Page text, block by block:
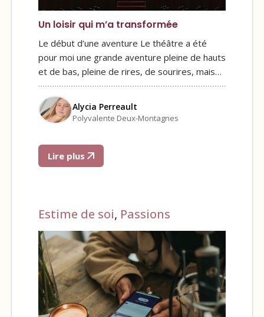
Un loisir qui m’a transformée
Le début d’une aventure Le théâtre a été
pour moi une grande aventure pleine de hauts
et de bas, pleine de rires, de sourires, mais…
Alycia Perreault
Polyvalente Deux-Montagnes
Lire plus
Estime de soi, Passions